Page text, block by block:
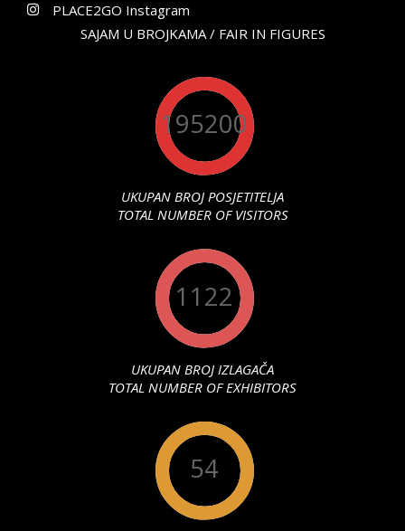
PLACE2GO Instagram
SAJAM U BROJKAMA / FAIR IN FIGURES
195200
UKUPAN BROJ POSJETITELJA
TOTAL NUMBER OF VISITORS
1122
UKUPAN BROJ IZLAGAČA
TOTAL NUMBER OF EXHIBITORS
54